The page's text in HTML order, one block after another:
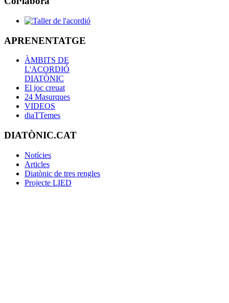
APRENENTATGE
ÀMBITS DE
L'ACORDIÓ
DIATÒNIC
El joc creuat
24 Masurques
VIDEOS
diaTTemes
DIATÒNIC.CAT
Notícies
Articles
Diatònic de tres rengles
Projecte LIED